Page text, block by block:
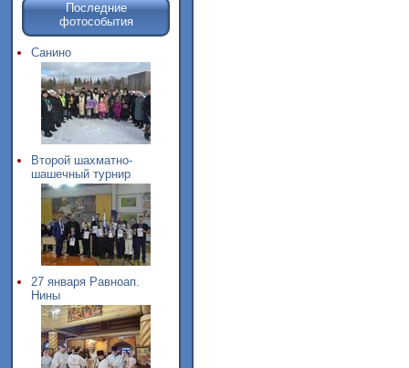
Последние
фотособытия
Санино
Второй шахматно-
шашечный турнир
27 января Равноап.
Нины